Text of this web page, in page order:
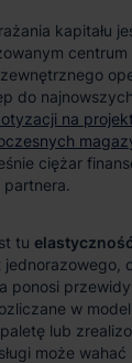
kapitału
centrum
do
na
ciężar
tu
jednorazowego,
ponosi
w
lub
może